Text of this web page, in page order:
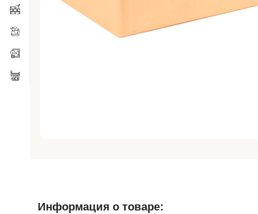
Информация о товаре: